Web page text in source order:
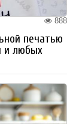
888
печатью
и любых